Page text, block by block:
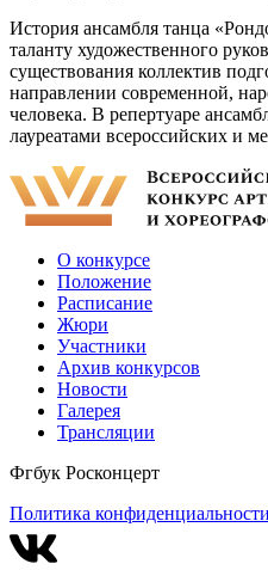
История ансамбля танца
таланту художественного
существования коллектив
направлении современной,
человека. В репертуаре
лауреатами всероссийских и
О конкурсе
Положение
Расписание
Жюри
Участники
Архив конкурсов
Новости
Галерея
Трансляции
Фгбук Росконцерт
Политика конфиденциальности